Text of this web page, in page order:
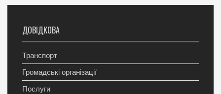
ДОВІДКОВА
Транспорт
Громадські організації
Послуги